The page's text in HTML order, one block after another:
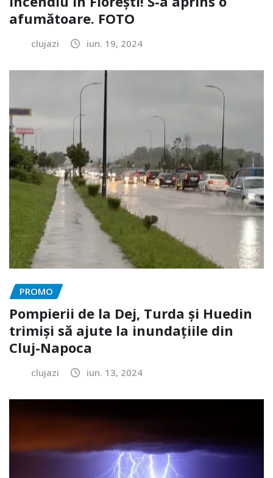
afumătoare. FOTO
clujazi iun. 19, 2024
PROMO
Pompierii de la Dej, Turda și Huedin
trimiși să ajute la inundațiile din
Cluj-Napoca
clujazi iun. 13, 2024